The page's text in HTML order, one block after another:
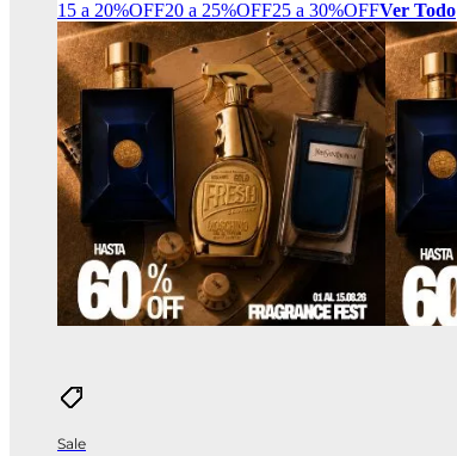
15 a 20%OFF20 a 25%OFF25 a 30%OFFVer Todo
Sale